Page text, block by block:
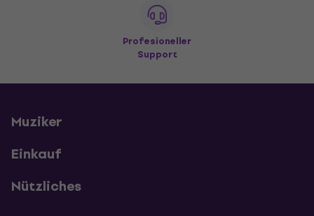
Profesioneller
Support
Muziker
Einkauf
Nützliches